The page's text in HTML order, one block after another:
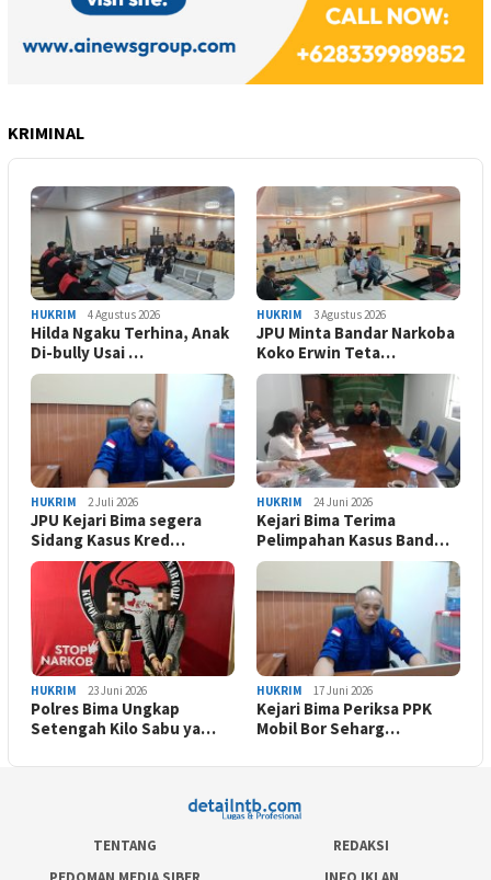
KRIMINAL
HUKRIM 4 Agustus 2026
Hilda Ngaku Terhina, Anak
Di-bully Usai …
HUKRIM 3 Agustus 2026
JPU Minta Bandar Narkoba
Koko Erwin Teta…
HUKRIM 2 Juli 2026
JPU Kejari Bima segera
Sidang Kasus Kred…
HUKRIM 24 Juni 2026
Kejari Bima Terima
Pelimpahan Kasus Band…
HUKRIM 23 Juni 2026
Polres Bima Ungkap
Setengah Kilo Sabu ya…
HUKRIM 17 Juni 2026
Kejari Bima Periksa PPK
Mobil Bor Seharg…
TENTANG
REDAKSI